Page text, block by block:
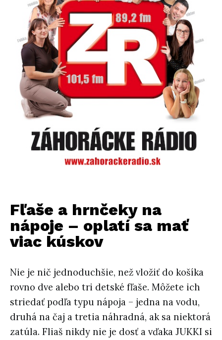
Fľaše a hrnčeky na
nápoje – oplatí sa mať
viac kúskov
Nie je nič jednoduchšie, než vložiť do košíka
rovno dve alebo tri detské fľaše. Môžete ich
striedať podľa typu nápoja – jedna na vodu,
druhá na čaj a tretia náhradná, ak sa niektorá
zatúla. Fliaš nikdy nie je dosť a vďaka JUKKI si